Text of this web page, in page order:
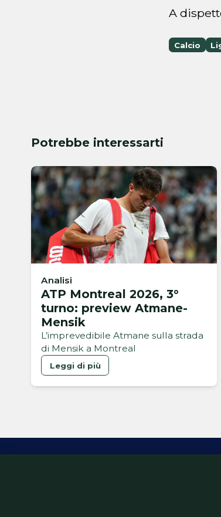
A
Calcio
Potrebbe interessarti
Analisi
ATP Montreal 2026, 3°
turno: preview Atmane-
Mensik
L’imprevedibile Atmane sulla strada
di Mensik a Montreal
Leggi di più